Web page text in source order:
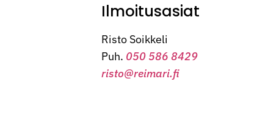
Ilmoitusasiat
Risto Soikkeli
Puh. 050 586 8429
risto@reimari.fi